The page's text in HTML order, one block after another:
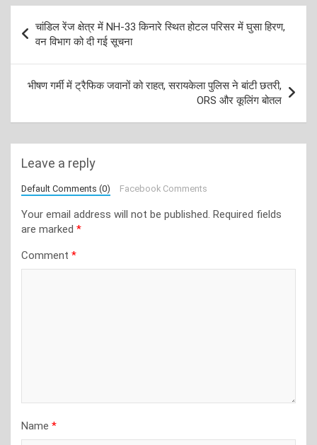
Post
navigation
चांडिल रेंज क्षेत्र में NH-33 किनारे स्थित होटल परिसर में घुसा हिरण,
वन विभाग को दी गई सूचना
भीषण गर्मी में ट्रैफिक जवानों को राहत, सरायकेला पुलिस ने बांटी छतरी,
ORS और कूलिंग बोतल
Leave a reply
Default Comments (0) Facebook Comments
Your email address will not be published. Required fields
are marked *
Comment *
Name *